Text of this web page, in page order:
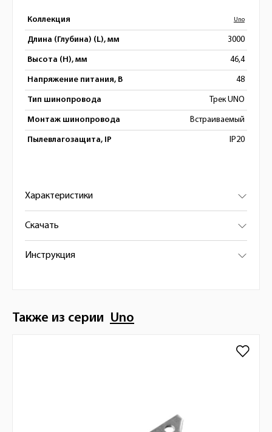
Коллекция Uno
Длина (Глубина) (L), мм 3000
Высота (H), мм 46,4
Напряжение питания, В 48
Тип шинопровода Трек UNO
Монтаж шинопровода Встраиваемый
Пылевлагозащита, IP IP20
Характеристики
Скачать
Инструкция
Также из серии Uno